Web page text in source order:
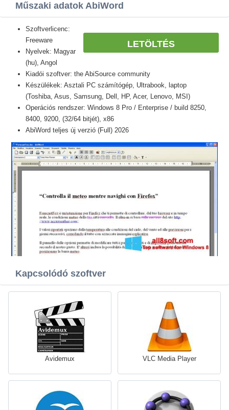
Műszaki adatok AbiWord
LETÖLTÉS
Szoftverlicenc:
Freeware
Nyelvek: Magyar
(hu), Angol
Kiadói szoftver: the AbiSource community
Készülékek: Asztali PC számítógép, Ultrabook, laptop
(Toshiba, Asus, Samsung, Dell, HP, Acer, Lenovo, MSI)
Operációs rendszer: Windows 8 Pro / Enterprise / build 8250,
8400, 9200, (32/64 bitjét), x86
AbiWord teljes új verzió (Full) 2026
Kapcsolódó szoftver
Avidemux VLC Media Player